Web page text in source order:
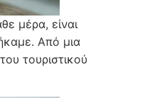
μέρα, είναι
Από μια
τουριστικού